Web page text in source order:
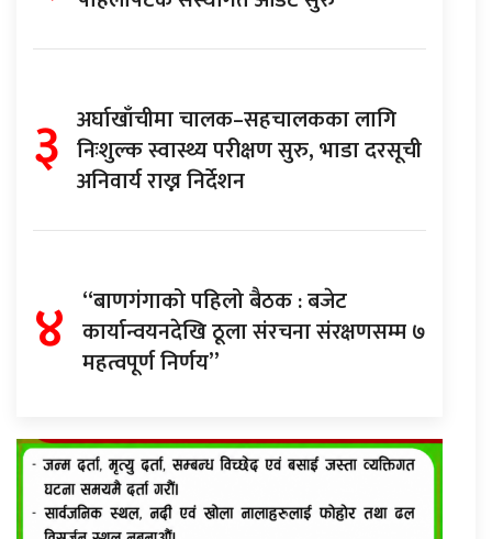
३ अर्घाखाँचीमा चालक–सहचालकका लागि
निःशुल्क स्वास्थ्य परीक्षण सुरु, भाडा दरसूची
अनिवार्य राख्न निर्देशन
४ “बाणगंगाको पहिलो बैठक : बजेट
कार्यान्वयनदेखि ठूला संरचना संरक्षणसम्म ७
महत्वपूर्ण निर्णय”